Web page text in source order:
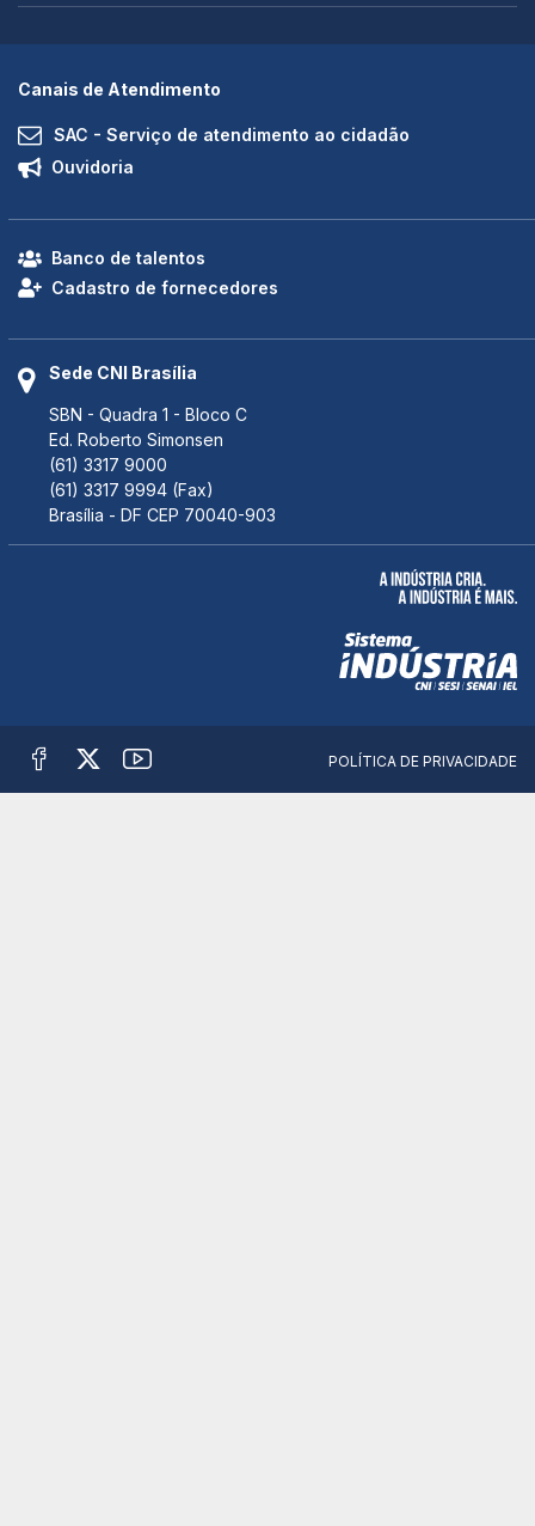
Canais de Atendimento
SAC - Serviço de atendimento ao cidadão
Ouvidoria
Banco de talentos
Cadastro de fornecedores
Sede CNI Brasília
SBN - Quadra 1 - Bloco C
Ed. Roberto Simonsen
(61) 3317 9000
(61) 3317 9994 (Fax)
Brasília - DF CEP 70040-903
POLÍTICA DE PRIVACIDADE